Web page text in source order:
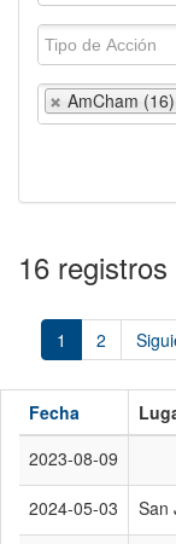
AmCham (16)
16 registros
1 2
Fecha
2023-08-09
2024-05-03 San